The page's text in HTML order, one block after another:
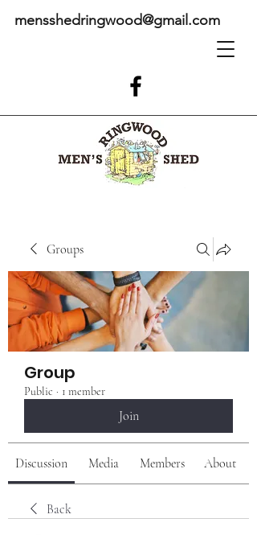
mensshedringwood@gmail.com
Groups
Group
Public · 1 member
Join
Discussion Media Members About
Back